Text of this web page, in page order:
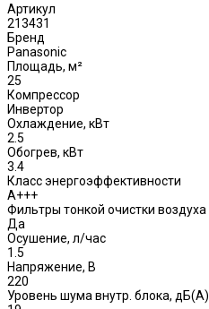
Артикул
213431
Бренд
Panasonic
Площадь, м²
25
Компрессор
Инвертор
Охлаждение, кВт
2.5
Обогрев, кВт
3.4
Класс энергоэффективности
A+++
Фильтры тонкой очистки воздуха
Да
Осушение, л/час
1.5
Напряжение, В
220
Уровень шума внутр. блока, дБ(А)